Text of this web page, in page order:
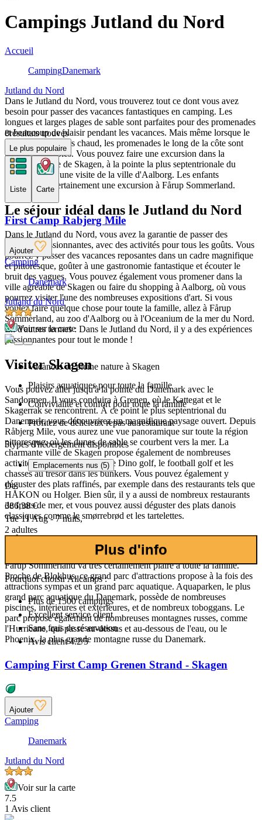
Campings Jutland du Nord
Accueil
CampingDanemark
Jutland du Nord
Dans le Jutland du Nord, vous trouverez tout ce dont vous avez
besoin pour passer des vacances fantastiques en camping. Les
longues et larges plages de sable sont parfaites pour des promenades
et beaucoup de plaisir pendant les vacances. Mais même lorsque le
temps n'est pas très chaud, les promenades le long de la côte sont
toujours agréables. Vous pouvez faire une excursion dans la
charmante ville de Skagen, à la pointe la plus septentrionale du
Danemark, ou une visite de la ville d'Aalborg. Les enfants
apprécieront certainement une excursion à Fårup Sommerland.
Le séjour idéal dans le Jutland du Nord
Dans le Jutland du Nord, vous avez la garantie de passer des
vacances passionnantes, avec des activités pour tous les goûts. Vous
pourrez y passer des vacances reposantes dans un cadre magnifique
et pittoresque, goûter à une gastronomie fantastique et écouter le
bruit des vagues. Vous pouvez également vous promener dans la
ville agréable de Skagen ou faire du shopping à Aalborg, où vous
pourrez visiter l'une des nombreuses expositions d'art. Si vous
voulez faire quelque chose pour toute la famille, allez à Fårup
Sommerland, au zoo d'Aalborg ou à l'Oceanium de la mer du Nord.
En d'autres termes : Dans le Jutland du Nord, il y a des expériences
passionnantes pour tout le monde !
Visiter Skagen
Vous pouvez aller jusqu'à la pointe du Danemark avec le
Sandormen. Il vous conduira à Grenen, où le Kattegat et le
Skagerrak se rencontrent. À ce point le plus septentrional du
Danemark, vous découvrirez un magnifique paysage ouvert. Depuis
Råbjerg Mile, vous aurez une vue panoramique sur toute la région
pittoresque, où les dunes de sable se courbent vers la mer. La
charmante ville de Skagen propose également de nombreuses
activités ludiques, telles que le Dino golf, le football golf et les
chasses au trésor dans les bunkers. Vous pouvez également y
déguster des plats raffinés, par exemple dans des restaurants tels que
HÅKON ou Holger. Bien sûr, il y a aussi de nombreux restaurants
de fruits de mer, et vous pouvez aussi déguster des plats danois
classiques comme le smørrebrød et les tartelettes.
Fårup Sommerland
Fårup Sommerland va très certainement plaire à toute la famille.
Proche de Blokhus, ce grand parc d'attractions propose à la fois des
attractions sympas et un grand parc aquatique. Aquaparken, le plus
grand parc aquatique du Danemark, possède de nombreuses
piscines, intérieures et extérieures, et de nombreux toboggans. Le
parc propose également de nombreuses montagnes russes, comme
l'Hurricane, qui passe au-dessus et au-dessous de l'eau, ou le
Phoenix, la plus grande montagne russe du Danemark.
8résultats trouvés
Le plus populaire
Liste Carte
First Camp Rabjerg Mile
Ajouter
Camping
Danemark
Jutland du Nord
Voir sur la carte
Vacances en pleine nature à Skagen
Plaisirs aquatiques pour toute la famille
Convivialité et confort pour toute la famille
Profitez de délicieux repas au restaurant
5types d'hébergement disponibles
Emplacements nus (5)
De:
386,38 €
Tue 11 Aug - 7 nuits,
2 adultes
Plus d'info
Pourquoi choisir Allcamps :
Plus de1500 campings
Excellentservice client
Sans frais de réservation
Avis client 4.2/5
Camping First Camp Grenen Strand - Skagen
Ajouter
Camping
Danemark
Jutland du Nord
Voir sur la carte
7.5
1 Avis client